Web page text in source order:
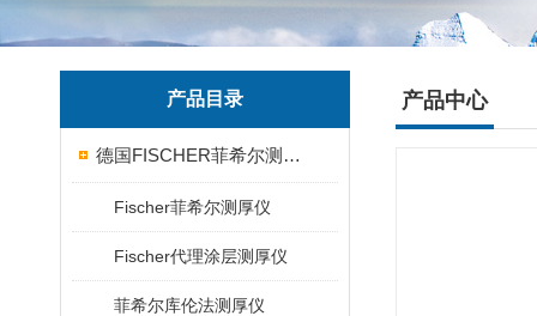
产品目录
德国FISCHER菲希尔测厚仪
Fischer菲希尔测厚仪
Fischer代理涂层测厚仪
菲希尔库伦法测厚仪
产品中心